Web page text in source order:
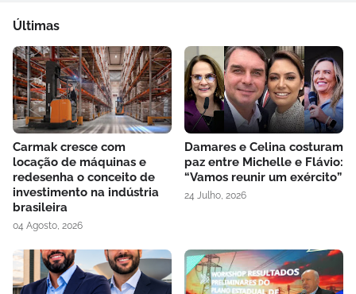
Últimas
Carmak cresce com
locação de máquinas e
redesenha o conceito de
investimento na indústria
brasileira
04 Agosto, 2026
Damares e Celina costuram
paz entre Michelle e Flávio:
“Vamos reunir um exército”
24 Julho, 2026